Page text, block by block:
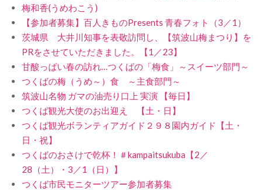
梅和香(うめわこう)
【参加者募集】百人きものPresents 青春フォト（3／1）
茨城県 大井川知事を表敬訪問し、【筑波山梅まつり】を
PRをさせていただきました。【1／23】
甘酸っぱい春の訪れ…つくばの「梅食」～スイーツ部門～
つくばの梅（うめ～）食 ～主食部門～
筑波山名物 ガマの油売り口上 実演 【毎日】
つくば観光大使のお出迎え 【土・日】
つくば観光ボランティアガイド２９８園内ガイド【土・
日・祝】
つくばのおさけで乾杯！＃kampaitsukuba【2／
28（土）・3／1（日）】
つくば市民モニターツアー参加者募集